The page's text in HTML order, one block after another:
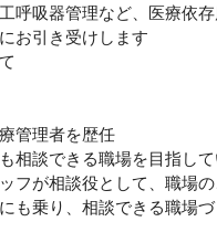
呼吸器管理など、医療依
お引き受けします
管理者を歴任
相談できる職場を目指し
フが相談役として、職場
も乗り、相談できる職場